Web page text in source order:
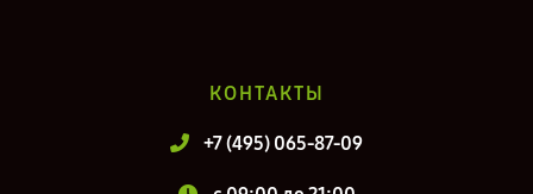
КОНТАКТЫ
+7 (495) 065-87-09